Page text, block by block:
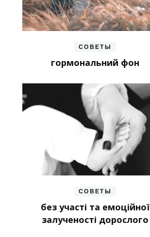
СОВЕТЫ
гормональний фон
СОВЕТЫ
без участі та емоційної
залученості дорослого